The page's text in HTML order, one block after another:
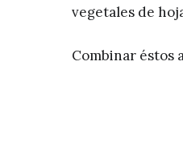
vegetales de
Combinar éstos